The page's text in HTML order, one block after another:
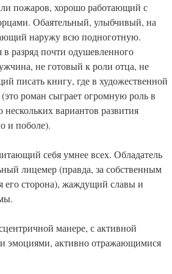
пожаров, хорошо работающий с
Обаятельный, улыбчивый, на
наружу всю подноготную.
разряд почти одушевленного
не готовый к роли отца, не
писать книгу, где в художественной
роман сыграет огромную роль в
вариантов развития
и поболе).
себя умнее всех. Обладатель
лицемер (правда, за собственным
его сторона), жаждущий славы и
манере, с активной
эмоциями, активно отражающимися